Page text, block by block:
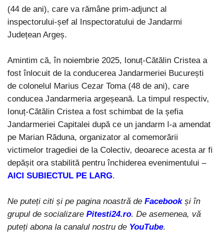
(44 de ani), care va rămâne prim-adjunct al
inspectorului-șef al Inspectoratului de Jandarmi
Județean Argeș.
Amintim că, în noiembrie 2025, Ionuț-Cătălin Cristea a
fost înlocuit de la conducerea Jandarmeriei București
de colonelul Marius Cezar Toma (48 de ani), care
conducea Jandarmeria argeșeană. La timpul respectiv,
Ionuț-Cătălin Cristea a fost schimbat de la șefia
Jandarmeriei Capitalei după ce un jandarm l-a amendat
pe Marian Răduna, organizator al comemorării
victimelor tragediei de la Colectiv, deoarece acesta ar fi
depășit ora stabilită pentru închiderea evenimentului –
AICI SUBIECTUL PE LARG.
Ne puteți citi și pe pagina noastră de Facebook și în
grupul de socializare Pitesti24.ro. De asemenea, vă
puteți abona la canalul nostru de YouTube.